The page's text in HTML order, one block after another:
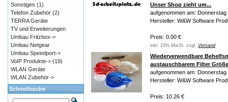
Unser Shop zieht um...
aufgenommen am:
Hersteller: W&W Software
Preis: 0.00 €
inkl. 19% MwSt. zzgl. Versand
Wiederverwendbare
austauschbarem Filter
aufgenommen am: Donnerstag
Hersteller: W&W Software
Preis: 10.26 €
Sonstiges (1)
Telefon Zubehör (2)
TERRA Geräte
TV und Erweiterungen
Umbau Fritzbox->
Umbau Netgear
Umbau Speedport->
VoIP Produkte-> (19)
WLAN Geräte
WLAN Zubehör->
Schnellsuche